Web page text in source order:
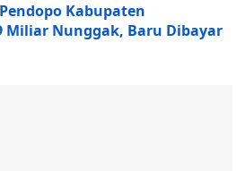
Kabupaten
Miliar Nunggak, Baru Dibayar